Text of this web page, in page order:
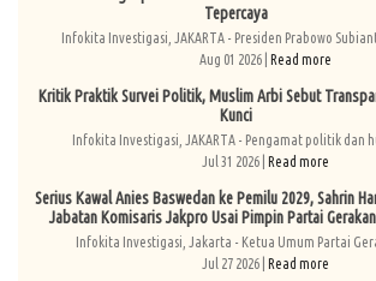
Tepercaya
Infokita Investigasi, JAKARTA - Presiden Prabowo
Aug 01 2026 |Read more
Kritik Praktik Survei Politik, Muslim Arbi Sebut
Kunci
Infokita Investigasi, JAKARTA - Pengamat politik dan
Jul 31 2026 |Read more
Serius Kawal Anies Baswedan ke Pemilu 2029, Sahrin
Jabatan Komisaris Jakpro Usai Pimpin Partai
Infokita Investigasi, Jakarta - Ketua Umum Partai
Jul 27 2026 |Read more